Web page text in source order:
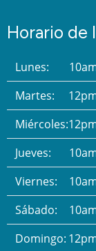
Horario de
Lunes:
Martes:
Miércoles:
Jueves:
Viernes:
Sábado:
Domingo: